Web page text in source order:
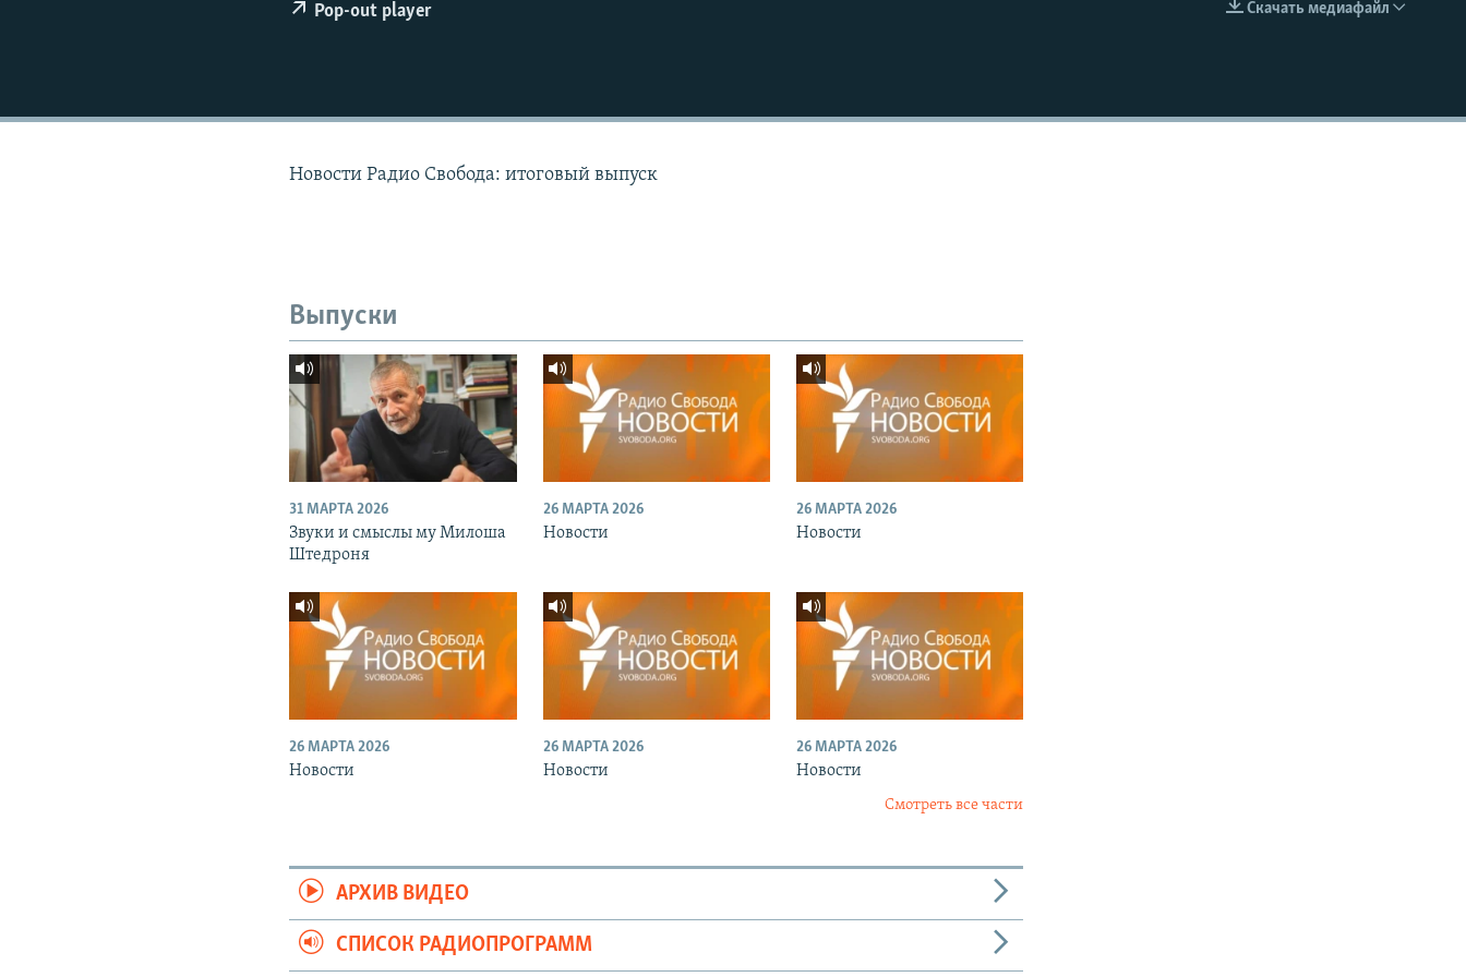
EMBED
Скачать медиафайл
Pop-out player
Новости Радио Свобода: итоговый выпуск
Выпуски
31 МАРТА 2026
Звуки и смыслы му Милоша
Штедроня
26 МАРТА 2026
Новости
26 МАРТА 2026
Новости
26 МАРТА 2026
Новости
26 МАРТА 2026
Новости
26 МАРТА 2026
Новости
Смотреть все части
АРХИВ ВИДЕО
СПИСОК РАДИОПРОГРАММ